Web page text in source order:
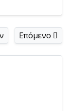
Επόμενο